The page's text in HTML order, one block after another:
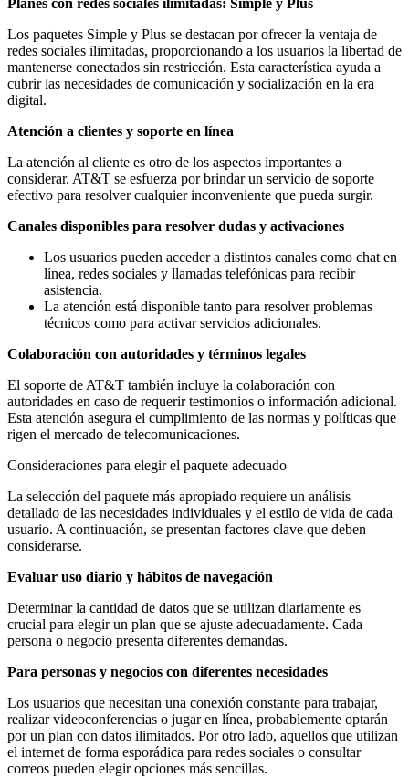
Planes con redes sociales ilimitadas: Simple y Plus
Los paquetes Simple y Plus se destacan por ofrecer la ventaja de
redes sociales ilimitadas, proporcionando a los usuarios la libertad de
mantenerse conectados sin restricción. Esta característica ayuda a
cubrir las necesidades de comunicación y socialización en la era
digital.
Atención a clientes y soporte en línea
La atención al cliente es otro de los aspectos importantes a
considerar. AT&T se esfuerza por brindar un servicio de soporte
efectivo para resolver cualquier inconveniente que pueda surgir.
Canales disponibles para resolver dudas y activaciones
Los usuarios pueden acceder a distintos canales como chat en
línea, redes sociales y llamadas telefónicas para recibir
asistencia.
La atención está disponible tanto para resolver problemas
técnicos como para activar servicios adicionales.
Colaboración con autoridades y términos legales
El soporte de AT&T también incluye la colaboración con
autoridades en caso de requerir testimonios o información adicional.
Esta atención asegura el cumplimiento de las normas y políticas que
rigen el mercado de telecomunicaciones.
Consideraciones para elegir el paquete adecuado
La selección del paquete más apropiado requiere un análisis
detallado de las necesidades individuales y el estilo de vida de cada
usuario. A continuación, se presentan factores clave que deben
considerarse.
Evaluar uso diario y hábitos de navegación
Determinar la cantidad de datos que se utilizan diariamente es
crucial para elegir un plan que se ajuste adecuadamente. Cada
persona o negocio presenta diferentes demandas.
Para personas y negocios con diferentes necesidades
Los usuarios que necesitan una conexión constante para trabajar,
realizar videoconferencias o jugar en línea, probablemente optarán
por un plan con datos ilimitados. Por otro lado, aquellos que utilizan
el internet de forma esporádica para redes sociales o consultar
correos pueden elegir opciones más sencillas.